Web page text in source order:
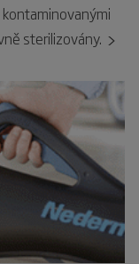
sterilizovány.